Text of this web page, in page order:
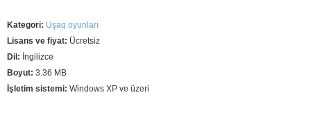
Kategori: Uşaq oyunları
Lisans ve fiyat: Ücretsiz
Dil: İngilizce
Boyut: 3.36 MB
İşletim sistemi: Windows XP ve üzeri